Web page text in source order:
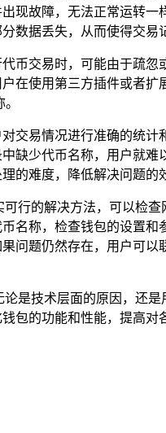
故障，无法正常运转
数据丢失，从而使得交
币交易时，可能由于疏
在使用第三方插件或者
交易情况进行准确的统
缺少代币名称，用户就
的难度，降低解决问题的
行的解决方法，可以检
名称，检查钱包的设置
问题仍然存在，用户可
是技术层面的原因，还
包的功能和性能，提高